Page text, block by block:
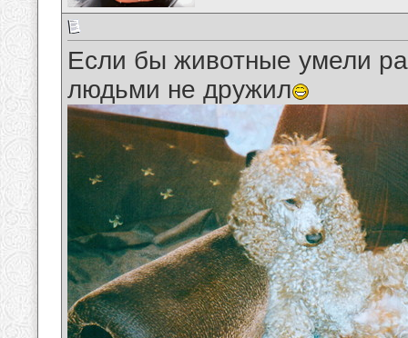
Если бы животные умели
людьми не дружил